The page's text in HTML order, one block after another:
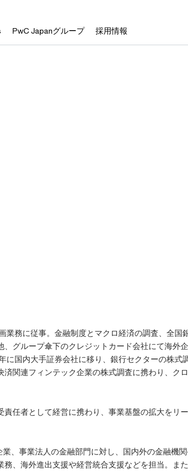
PwC Japanグループ 採用情報
業務に従事。金融制度とマクロ経済の調査、全国
グループ傘下のクレジットカード会社にて海外
に国内大手証券会社に移り、銀行セクターの株式
関連フィンテック企業の株式調査に携わり、ク
任者として経営に携わり、事業基盤の拡大をリ
、事業法人の金融部門に対し、国内外の金融機
、海外進出支援や経営統合支援などを担当。ま